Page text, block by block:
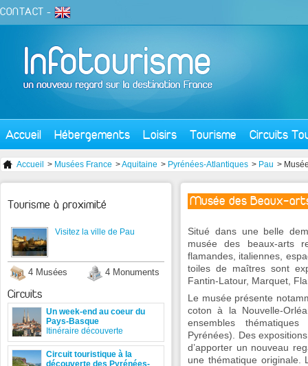
CONTACT -
Accueil Hébergements Loisirs Tourisme Circuits
Accueil > Musées France >Aquitaine > Pyrénées-Atlantiques > Pau >
Musée des Beaux-
Situé dans une belle
musée des beaux-arts
flamandes, italiennes,
toiles de maîtres sont
Fantin-Latour, Marquet,
Le musée présente
coton à la Nouvelle-
ensembles
Pyrénées). Des
d’apporter un nouveau
une thématique originale.
Tourisme à proximité
Visitez la ville de Pau
4 Musées 4 Monuments
Circuits
Un week-end au coeur du
Pays-Basque
Itinéraire découverte
Circuit touristique à la
découverte des Pyrénées-